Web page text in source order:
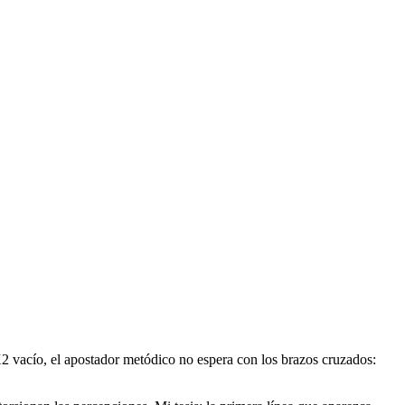
vacío, el apostador metódico no espera con los brazos cruzados: